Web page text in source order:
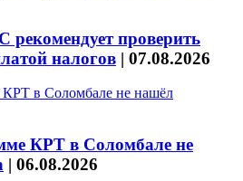
проверить
налогов | 07.08.2026
КРТ в Соломбале не
| 06.08.2026